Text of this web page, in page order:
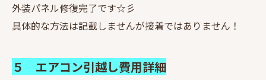
外装パネル修復完了です☆彡
具体的な方法は記載しませんが接着ではありません！
５ エアコン引越し費用詳細